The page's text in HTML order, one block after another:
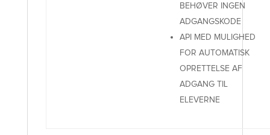
BEHØVER INGEN
ADGANGSKODE
API MED MULIGHED
FOR AUTOMATISK
OPRETTELSE AF
ADGANG TIL
ELEVERNE